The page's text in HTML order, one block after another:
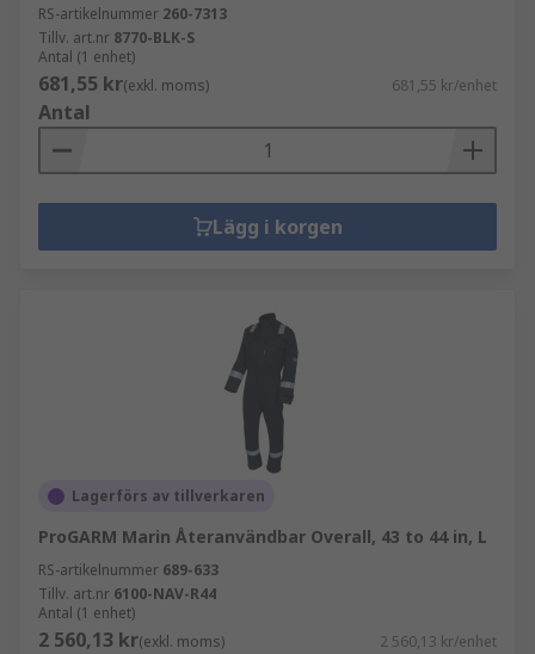
RS-artikelnummer 260-7313
Tillv. art.nr 8770-BLK-S
Antal (1 enhet)
681,55 kr(exkl. moms) 681,55 kr/enhet
Antal
Lägg i korgen
Lagerförs av tillverkaren
ProGARM Marin Återanvändbar Overall, 43 to 44 in, L
RS-artikelnummer 689-633
Tillv. art.nr 6100-NAV-R44
Antal (1 enhet)
2 560,13 kr(exkl. moms) 2 560,13 kr/enhet